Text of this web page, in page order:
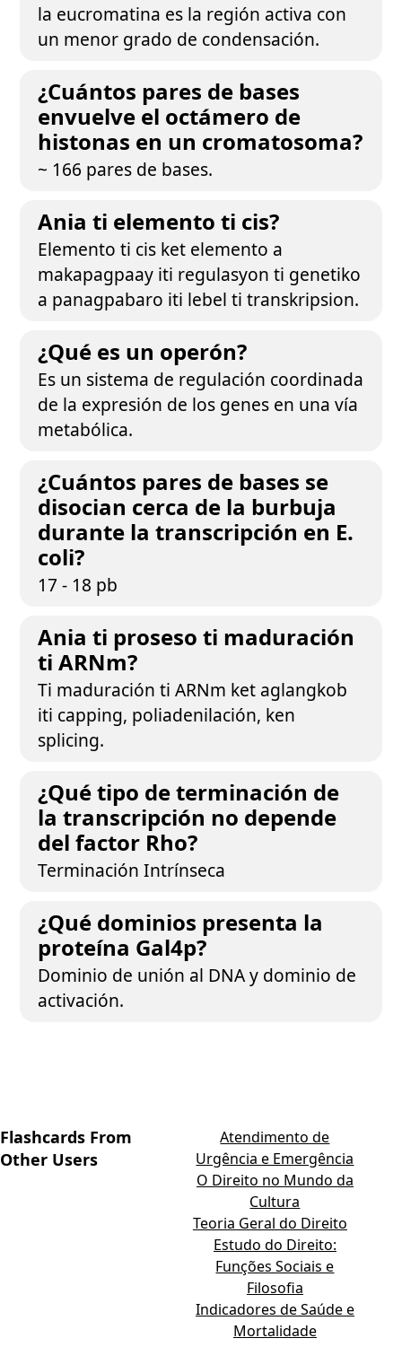
la eucromatina es la región activa con
un menor grado de condensación.
¿Cuántos pares de bases
envuelve el octámero de
histonas en un cromatosoma?
~ 166 pares de bases.
Ania ti elemento ti cis?
Elemento ti cis ket elemento a
makapagpaay iti regulasyon ti genetiko
a panagpabaro iti lebel ti transkripsion.
¿Qué es un operón?
Es un sistema de regulación coordinada
de la expresión de los genes en una vía
metabólica.
¿Cuántos pares de bases se
disocian cerca de la burbuja
durante la transcripción en E.
coli?
17 - 18 pb
Ania ti proseso ti maduración
ti ARNm?
Ti maduración ti ARNm ket aglangkob
iti capping, poliadenilación, ken
splicing.
¿Qué tipo de terminación de
la transcripción no depende
del factor Rho?
Terminación Intrínseca
¿Qué dominios presenta la
proteína Gal4p?
Dominio de unión al DNA y dominio de
activación.
Flashcards From
Other Users
Atendimento de
Urgência e Emergência
O Direito no Mundo da
Cultura
Teoria Geral do Direito
Estudo do Direito:
Funções Sociais e
Filosofia
Indicadores de Saúde e
Mortalidade